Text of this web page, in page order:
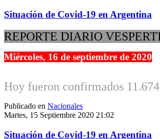
Situación de Covid-19 en Argentina
REPORTE DIARIO
Miércoles, 16 de septiembre de 2020
Hoy fueron confirmados
Publicado en Nacionales
Martes, 15 Septiembre 2020 21:02
Situación de Covid-19 en Argentina